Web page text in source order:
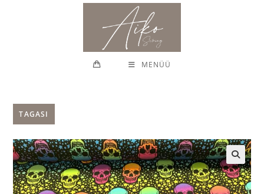
MENÜÜ
TAGASI
🔍